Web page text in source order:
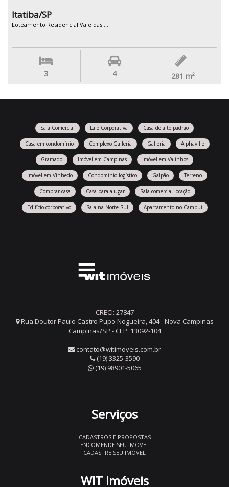
Itatiba/SP
Loteamento Residencial Vale das ...
3 4 281 m²
Sala Comercial Laje Corporativa Casa de alto padrão
Casa em condomínio Complexo Galleria Galleria Alphaville
Gramado Imóvel em Campinas Imóvel em Valinhos
Imóvel em Vinhedo Condomínio logístico Galpão Terreno
Comprar casa Casa para alugar Sala comercial locação
Edifício corporativo Sala na Norte Sul Apartamento no Cambuí
CRECI: 27847
Rua Doutor Paulo Castro Pupo Nogueira, 404 - Nova Campinas
Campinas/SP - CEP: 13092-104
contato@witimoveis.com.br
(19) 3325-3590
(19) 98901-5065
Serviços
CADASTROS E PROPOSTAS
ENCOMENDE SEU IMÓVEL
CADASTRE SEU IMÓVEL
WIT Imóveis